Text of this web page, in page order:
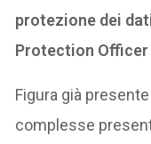
protezione dei
Protection Officer
Figura già
complesse